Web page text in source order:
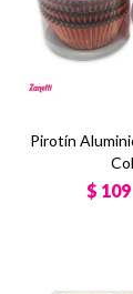
Pirotín
$ 109